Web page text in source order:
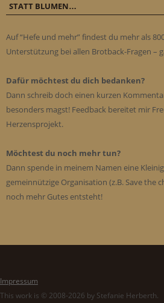
STATT BLUMEN…
Auf “Hefe und mehr” findest du mehr als
Unterstützung bei allen Brotback-Fragen –
Dafür möchtest du dich bedanken?
Dann schreib doch einen kurzen
besonders magst! Feedback bereitet mir
Herzensprojekt.
Möchtest du noch mehr tun?
Dann spende in meinem Namen eine
gemeinnützige Organisation (z.B. Save the
noch mehr Gutes entsteht!
Impressum
This work is © 2008-2026 by Stefanie Herberth.